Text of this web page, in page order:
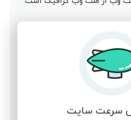
سرعت سایت